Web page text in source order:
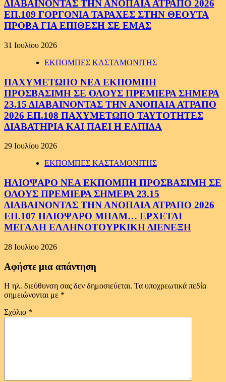
ΔΙΑΒΑΙΝΟΝΤΑΣ ΤΗΝ ΑΝΟΠΑΙΑ ΑΤΡΑΠΟ 2026
ΕΠ.109 ΓΟΡΓΟΝΙΑ ΤΑΡΑΧΕΣ ΣΤΗΝ ΘΕΟΥΤΑ
ΠΡΟΒΑ ΓΙΑ ΕΠΙΘΕΣΗ ΣΕ ΕΜΑΣ
31 Ιουλίου 2026
ΕΚΠΟΜΠΕΣ ΚΑΣΤΑΜΟΝΙΤΗΣ
ΠΑΧΥΜΕΤΩΠΟ ΝΕΑ ΕΚΠΟΜΠΗ
ΠΡΟΣΒΑΣΙΜΗ ΣΕ ΟΛΟΥΣ ΠΡΕΜΙΕΡΑ ΣΗΜΕΡΑ
23.15 ΔΙΑΒΑΙΝΟΝΤΑΣ ΤΗΝ ΑΝΟΠΑΙΑ ΑΤΡΑΠΟ
2026 ΕΠ.108 ΠΑΧΥΜΕΤΩΠΟ ΤΑΥΤΟΤΗΤΕΣ
ΔΙΑΒΑΤΗΡΙΑ ΚΑΙ ΠΑΕΙ Η ΕΛΠΙΔΑ
29 Ιουλίου 2026
ΕΚΠΟΜΠΕΣ ΚΑΣΤΑΜΟΝΙΤΗΣ
ΗΛΙΟΨΑΡΟ ΝΕΑ ΕΚΠΟΜΠΗ ΠΡΟΣΒΑΣΙΜΗ ΣΕ
ΟΛΟΥΣ ΠΡΕΜΙΕΡΑ ΣΗΜΕΡΑ 23.15
ΔΙΑΒΑΙΝΟΝΤΑΣ ΤΗΝ ΑΝΟΠΑΙΑ ΑΤΡΑΠΟ 2026
ΕΠ.107 ΗΛΙΟΨΑΡΟ ΜΠΑΜ… ΕΡΧΕΤΑΙ
ΜΕΓΑΛΗ ΕΛΛΗΝΟΤΟΥΡΚΙΚΗ ΔΙΕΝΕΞΗ
28 Ιουλίου 2026
Αφήστε μια απάντηση
Η ηλ. διεύθυνση σας δεν δημοσιεύεται. Τα υποχρεωτικά πεδία
σημειώνονται με *
Σχόλιο *